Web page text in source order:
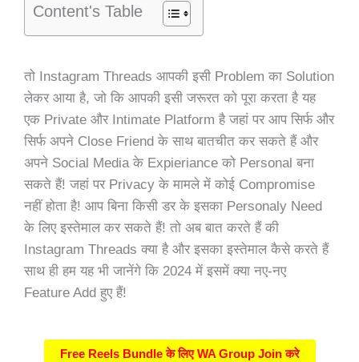
Content's Table
तो Instagram Threads आपकी इसी Problem का Solution
लेकर आया है, जो कि आपकी इसी जरूरत को पूरा करता है यह
एक Private और Intimate Platform है जहां पर आप सिर्फ और
सिर्फ अपने Close Friend के साथ बातचीत कर सकते हैं और
अपने Social Media के Expieriance को Personal बना
सकते हैं! जहां पर Privacy के मामले में कोई Compromise
नहीं होता है! आप बिना किसी डर के इसका Personaly Need
के लिए इस्तेमाल कर सकते हैं! तो अब बात करते हैं की
Instagram Threads क्या है और इसका इस्तेमाल कैसे करते हैं
साथ ही हम यह भी जानेंगे कि 2024 में इसमें क्या नए-नए
Feature Add हुए हैं!
Free Reels Bundle के लिए WA Group Join करे